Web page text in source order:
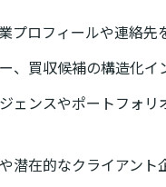
プロフィールや連絡先
、買収候補の構造化イ
ェンスやポートフォ
潜在的なクライアント